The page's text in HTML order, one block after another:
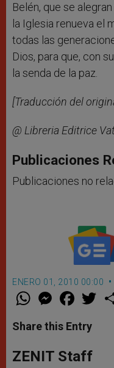
Belén, que se
la Iglesia renueva el
todas las
Dios, para que, con
la senda de la paz.
[Traducción del
@ Libreria Editrice
Publicaciones
Publicaciones no
ENERO 01, 2010 00:00
W
t
s
p
p
M
e
s
e
g
e
F
a
e
b
o
k
w
Share this Entry
ZENIT Staff